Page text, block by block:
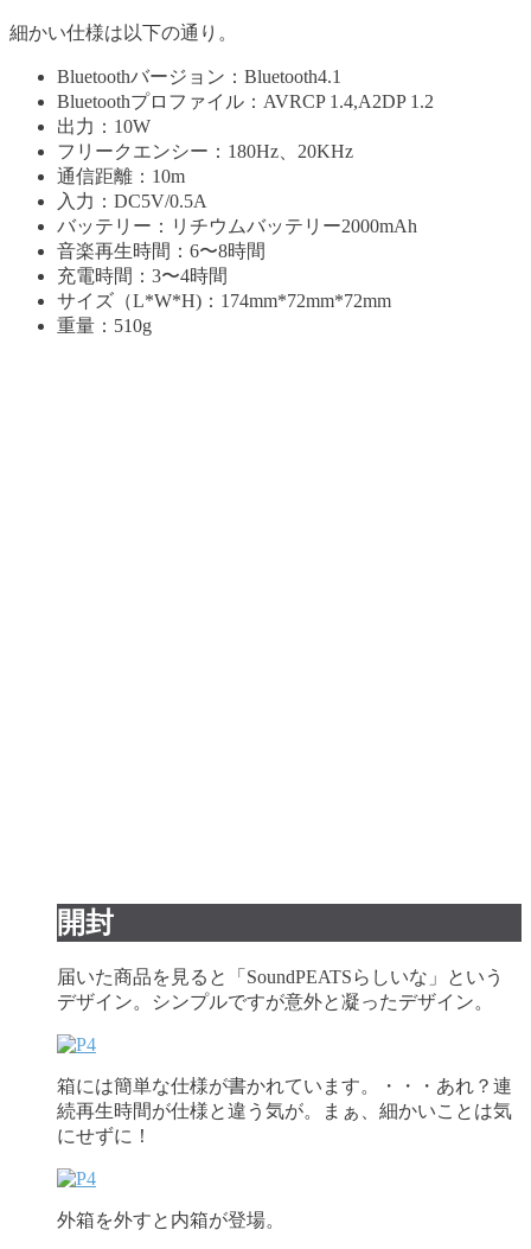
細かい仕様は以下の通り。
Bluetoothバージョン：Bluetooth4.1
Bluetoothプロファイル：AVRCP 1.4,A2DP 1.2
出力：10W
フリークエンシー：180Hz、20KHz
通信距離：10m
入力：DC5V/0.5A
バッテリー：リチウムバッテリー2000mAh
音楽再生時間：6〜8時間
充電時間：3〜4時間
サイズ（L*W*H)：174mm*72mm*72mm
重量：510g
開封
届いた商品を見ると「SoundPEATSらしいな」という
デザイン。シンプルですが意外と凝ったデザイン。
箱には簡単な仕様が書かれています。・・・あれ？連
続再生時間が仕様と違う気が。まぁ、細かいことは気
にせずに！
外箱を外すと内箱が登場。